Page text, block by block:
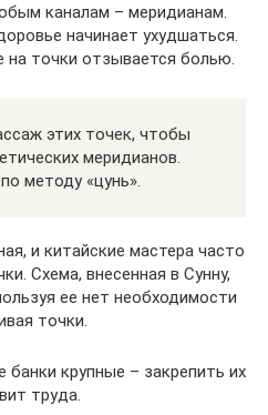
каналам – меридианам.
начинает ухудшаться.
точки отзывается болью.
этих точек, чтобы
меридианов.
методу «цунь».
и китайские мастера часто
Схема, внесенная в Сунну,
ее нет необходимости
точки.
крупные – закрепить их
труда.